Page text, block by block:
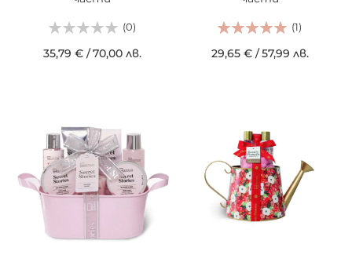
(0)
35,79 €/70,00 лв.
(1)
29,65 €/57,99 лв.